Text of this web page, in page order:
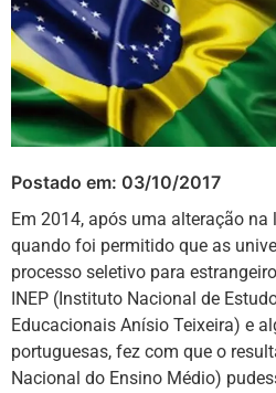
Postado em: 03/10/2017
Em 2014, após uma alteração
quando foi permitido que as
processo seletivo para
INEP (Instituto Nacional de
Educacionais Anísio Teixeira) e
portuguesas, fez com que o
Nacional do Ensino Médio)